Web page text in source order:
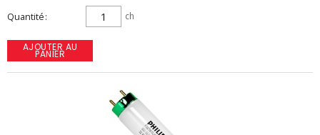
Quantité ch
AJOUTER AU
PANIER